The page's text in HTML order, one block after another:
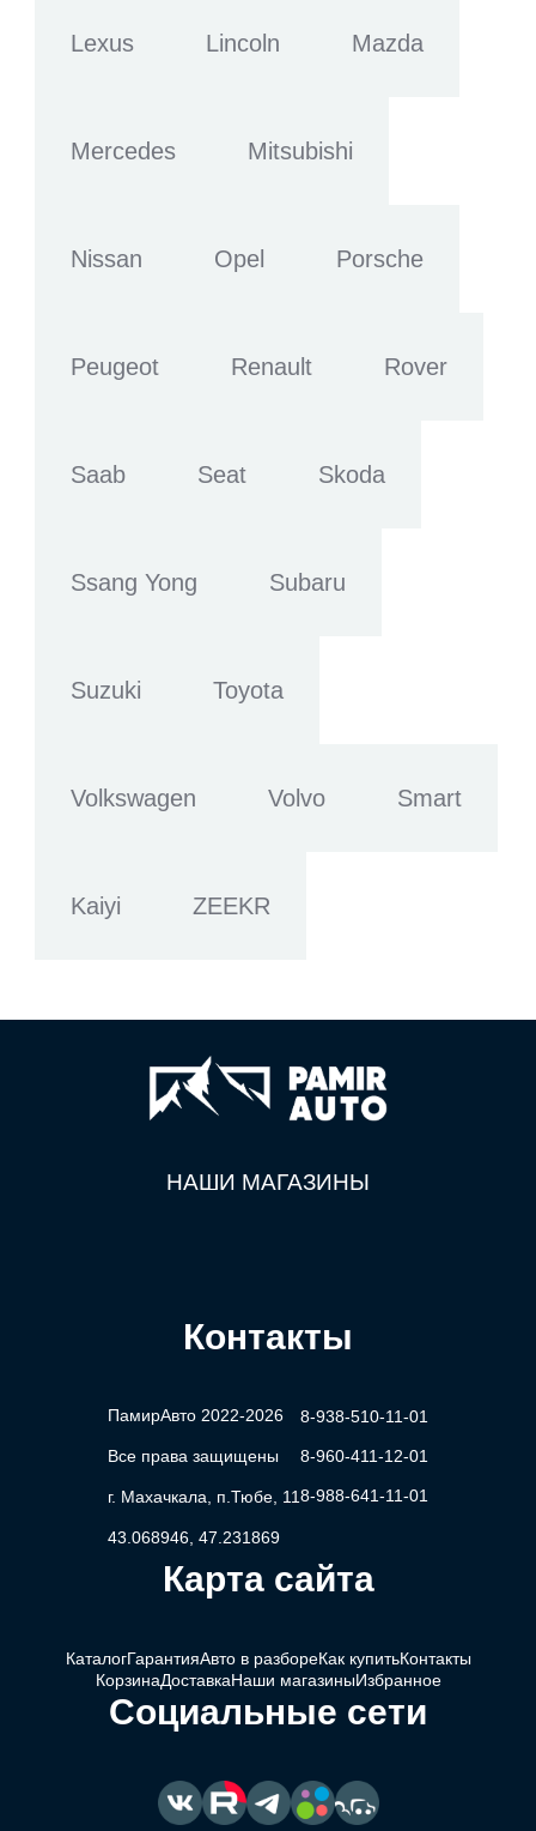
Lexus Lincoln Mazda
Mercedes Mitsubishi
Nissan Opel Porsche
Peugeot Renault Rover
Saab Seat Skoda
Ssang Yong Subaru
Suzuki Toyota
Volkswagen Volvo Smart
Kaiyi ZEEKR
НАШИ МАГАЗИНЫ
Контакты
ПамирАвто 2022-2026
Все права защищены
г. Махачкала, п.Тюбе, 11
43.068946, 47.231869
8-938-510-11-01
8-960-411-12-01
8-988-641-11-01
Карта сайта
КаталогГарантияАвто в разбореКак купитьКонтакты
КорзинаДоставкаНаши магазиныИзбранное
Социальные сети